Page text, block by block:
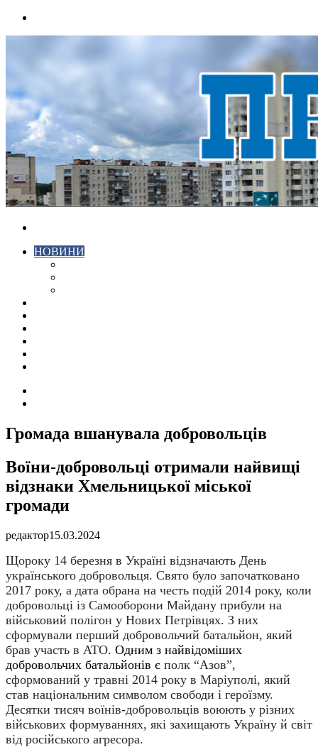
НОВИНИ
Громада вшанувала добровольців
Воїни-добровольці отримали найвищі
відзнаки Хмельницької міської
громади
редактор15.03.2024
Щороку 14 березня в Україні відзначають День
українського добровольця. Свято було започатковано
2017 року, а дата обрана на честь подій 2014 року, коли
добровольці із Самооборони Майдану прибули на
військовий полігон у Нових Петрівцях. З них
сформували перший добровольчий батальйон, який
брав участь в АТО. Одним з найвідоміших
добровольчих батальйонів є полк “Азов”,
сформований у травні 2014 року в Маріуполі, який
став національним символом свободи і героїзму.
Десятки тисяч воїнів-добровольців воюють у різних
військових формуваннях, які захищають Україну й світ
від російського агресора.